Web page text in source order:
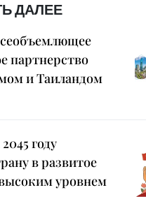
ДАЛЕЕ
партнерство
и Таиландом
году
в развитое
уровнем